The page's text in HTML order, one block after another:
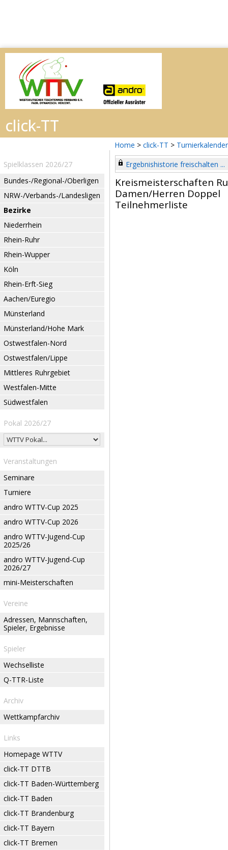
Home > click-TT > Turnierkalender
Spielklassen 2026/27
Bundes-/Regional-/Oberligen
NRW-/Verbands-/Landesligen
Bezirke
Niederrhein
Rhein-Ruhr
Rhein-Wupper
Köln
Rhein-Erft-Sieg
Aachen/Euregio
Münsterland
Münsterland/Hohe Mark
Ostwestfalen-Nord
Ostwestfalen/Lippe
Mittleres Ruhrgebiet
Westfalen-Mitte
Südwestfalen
Pokal 2026/27
Veranstaltungen
Seminare
Turniere
andro WTTV-Cup 2025
andro WTTV-Cup 2026
andro WTTV-Jugend-Cup
2025/26
andro WTTV-Jugend-Cup
2026/27
mini-Meisterschaften
Vereine
Adressen, Mannschaften,
Spieler, Ergebnisse
Spieler
Wechselliste
Q-TTR-Liste
Archiv
Wettkampfarchiv
Links
Homepage WTTV
click-TT DTTB
click-TT Baden-Württemberg
click-TT Baden
click-TT Brandenburg
click-TT Bayern
click-TT Bremen
Ergebnishistorie freischalten ...
Kreismeisterschaften
Damen/Herren Doppel
Teilnehmerliste